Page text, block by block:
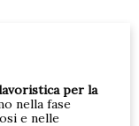
per la
nella fase
e nelle